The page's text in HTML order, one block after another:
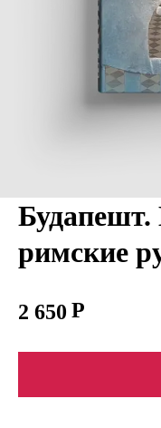
Будапешт.
римские
2 650
В